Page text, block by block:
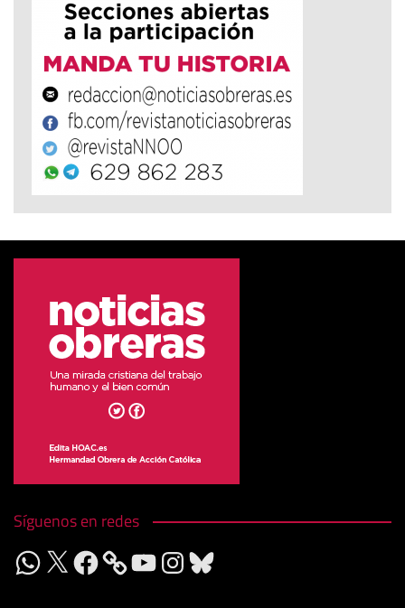
Síguenos en redes
WhatsApp
X Facebook YouTubeInstagram
Bluesky